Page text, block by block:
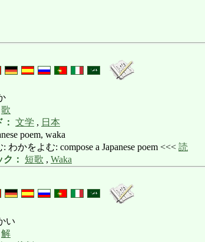
歌
文学 , 日本
poem, waka
わかをよむ: compose a Japanese poem <<< 読
： 短歌 , Waka
い
解